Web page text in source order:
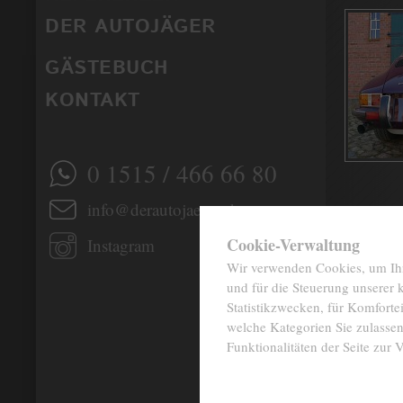
DER AUTOJÄGER
GÄSTEBUCH
KONTAKT
0 1515 / 466 66 80
info@derautojaeger.de
Instagram
Cookie-Verwaltung
Wir verwenden Cookies, um
und für die Steuerung unserer
Statistikzwecken, für
welche Kategorien Sie
Funktionalitäten der Seite zur
✖